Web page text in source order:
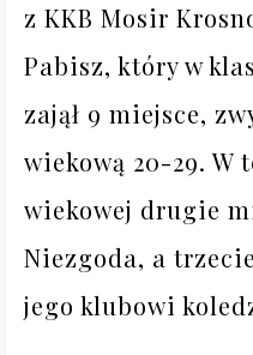
z KKB Mosir
Pabisz, który w
zajął 9 miejsce,
wiekową 20-29. W
wiekowej drugie
Niezgoda, a
jego klubowi